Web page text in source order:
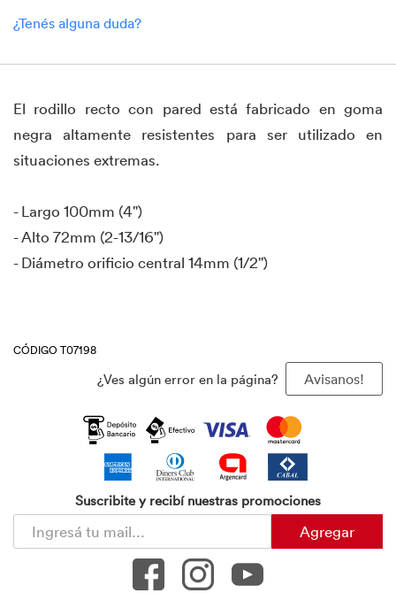
El rodillo recto con pared está fabricado en goma
negra altamente resistentes para ser utilizado en
situaciones extremas.
- Largo 100mm (4")
- Alto 72mm (2-13/16")
- Diámetro orificio central 14mm (1/2")
CÓDIGO T07198
¿Ves algún error en la página? Avisanos!
Suscribite y recibí nuestras promociones
Agregar